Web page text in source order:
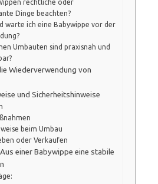
rechtliche oder
Dinge beachten?
warte ich eine Babywippe vor der
Umbauten sind praxisnah und
Wiederverwendung von
und Sicherheitshinweise
beim Umbau
oder Verkaufen
einer Babywippe eine stabile